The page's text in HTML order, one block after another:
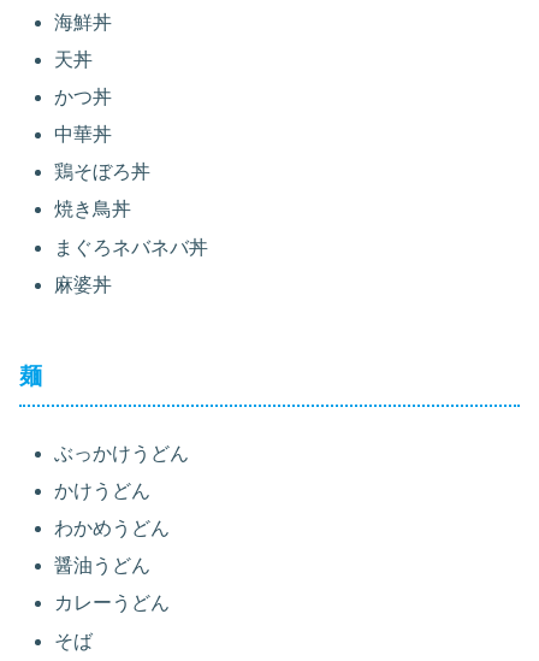
海鮮丼
天丼
かつ丼
中華丼
鶏そぼろ丼
焼き鳥丼
まぐろネバネバ丼
麻婆丼
麺
ぶっかけうどん
かけうどん
わかめうどん
醤油うどん
カレーうどん
そば